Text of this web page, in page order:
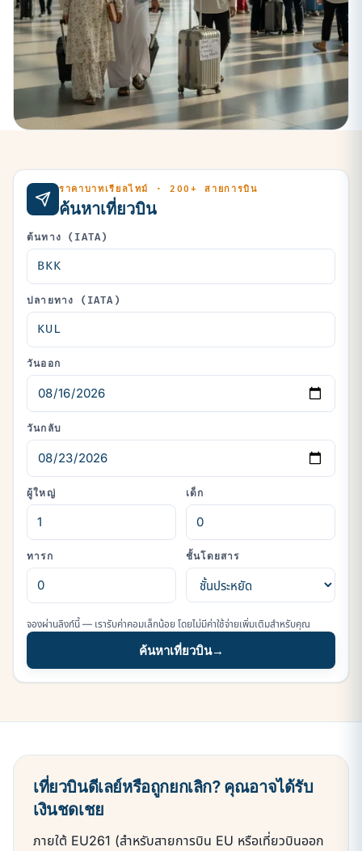
ราคาบาทเรียลไทม์ · 200+ สายการบิน
ค้นหาเที่ยวบิน
ต้นทาง (IATA)
ปลายทาง (IATA)
วันออก
วันกลับ
ผู้ใหญ่ เด็ก
ทารก ชั้นโดยสาร
จองผ่านลิงก์นี้ — เรารับค่าคอมเล็กน้อย โดยไม่มีค่าใช้จ่ายเพิ่มเติมสำหรับคุณ
ค้นหาเที่ยวบิน→
เที่ยวบินดีเลย์หรือถูกยกเลิก? คุณอาจได้รับ
เงินชดเชย
ภายใต้ EU261 (สำหรับสายการบิน EU หรือเที่ยวบินออก